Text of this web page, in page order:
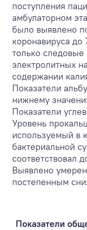
поступления
амбулаторном
было выявлено
коронавируса
только
электролитных
содержании
Показатели
нижнему
Показатели
Уровень
используемый в
бактериальной
соответствовал
Выявлено
постепенным
Показатели